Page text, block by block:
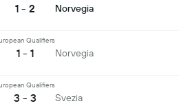
1 - 2 Norvegia
Qualifiers
1 - 1 Norvegia
Qualifiers
3 - 3 Svezia